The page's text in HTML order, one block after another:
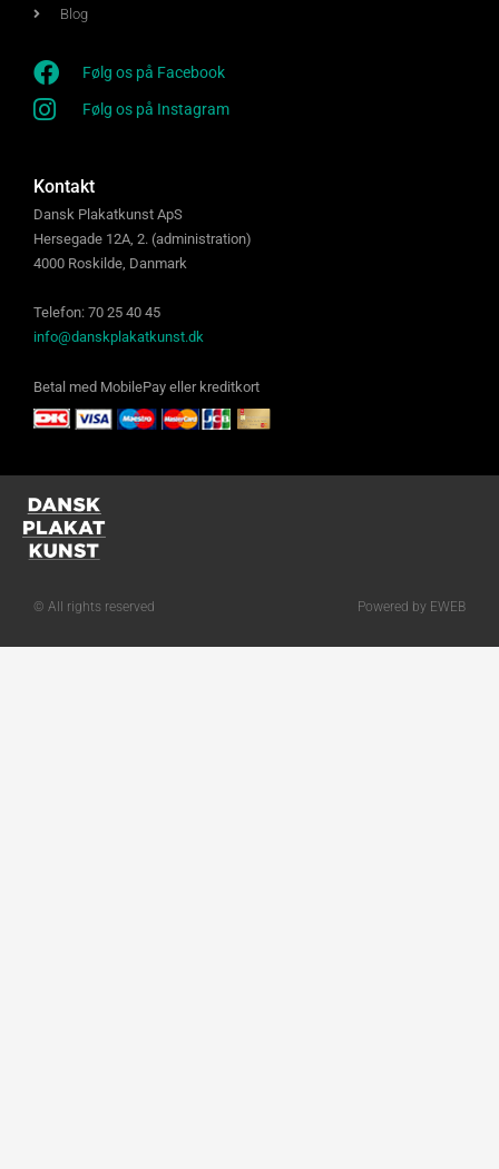
Blog
Følg os på Facebook
Følg os på Instagram
Kontakt
Dansk Plakatkunst ApS
Hersegade 12A, 2. (administration)
4000 Roskilde, Danmark
Telefon: 70 25 40 45
info@danskplakatkunst.dk
Betal med MobilePay eller kreditkort
© All rights reserved Powered by EWEB